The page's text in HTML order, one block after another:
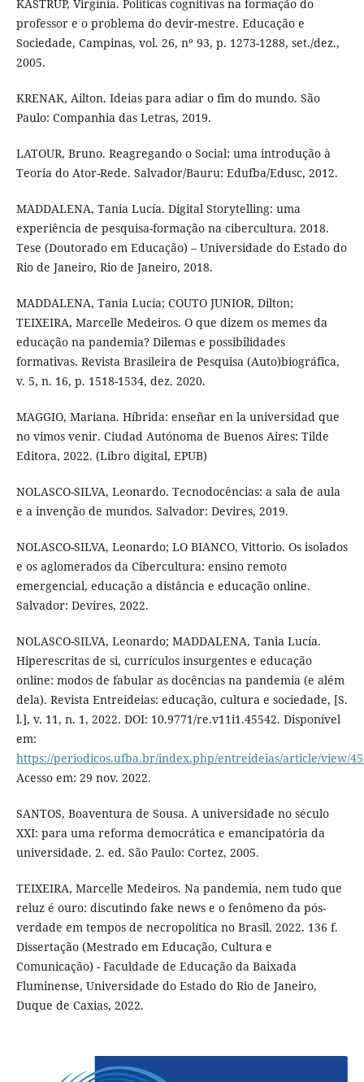
KASTRUP, Virgínia. Políticas cognitivas na formação do
professor e o problema do devir-mestre. Educação e
Sociedade, Campinas, vol. 26, nº 93, p. 1273-1288, set./dez.,
2005.
KRENAK, Ailton. Ideias para adiar o fim do mundo. São
Paulo: Companhia das Letras, 2019.
LATOUR, Bruno. Reagregando o Social: uma introdução à
Teoria do Ator-Rede. Salvador/Bauru: Edufba/Edusc, 2012.
MADDALENA, Tania Lucía. Digital Storytelling: uma
experiência de pesquisa-formação na cibercultura. 2018.
Tese (Doutorado em Educação) – Universidade do Estado do
Rio de Janeiro, Rio de Janeiro, 2018.
MADDALENA, Tania Lucía; COUTO JUNIOR, Dilton;
TEIXEIRA, Marcelle Medeiros. O que dizem os memes da
educação na pandemia? Dilemas e possibilidades
formativas. Revista Brasileira de Pesquisa (Auto)biográfica,
v. 5, n. 16, p. 1518-1534, dez. 2020.
MAGGIO, Mariana. Híbrida: enseñar en la universidad que
no vimos venir. Ciudad Autónoma de Buenos Aires: Tilde
Editora, 2022. (Libro digital, EPUB)
NOLASCO-SILVA, Leonardo. Tecnodocências: a sala de aula
e a invenção de mundos. Salvador: Devires, 2019.
NOLASCO-SILVA, Leonardo; LO BIANCO, Vittorio. Os isolados
e os aglomerados da Cibercultura: ensino remoto
emergencial, educação a distância e educação online.
Salvador: Devires, 2022.
NOLASCO-SILVA, Leonardo; MADDALENA, Tania Lucía.
Hiperescritas de si, currículos insurgentes e educação
online: modos de fabular as docências na pandemia (e além
dela). Revista Entreideias: educação, cultura e sociedade, [S.
l.], v. 11, n. 1, 2022. DOI: 10.9771/re.v11i1.45542. Disponível
em:
https://periodicos.ufba.br/index.php/entreideias/article/view/
Acesso em: 29 nov. 2022.
SANTOS, Boaventura de Sousa. A universidade no século
XXI: para uma reforma democrática e emancipatória da
universidade. 2. ed. São Paulo: Cortez, 2005.
TEIXEIRA, Marcelle Medeiros. Na pandemia, nem tudo que
reluz é ouro: discutindo fake news e o fenômeno da pós-
verdade em tempos de necropolítica no Brasil. 2022. 136 f.
Dissertação (Mestrado em Educação, Cultura e
Comunicação) - Faculdade de Educação da Baixada
Fluminense, Universidade do Estado do Rio de Janeiro,
Duque de Caxias, 2022.